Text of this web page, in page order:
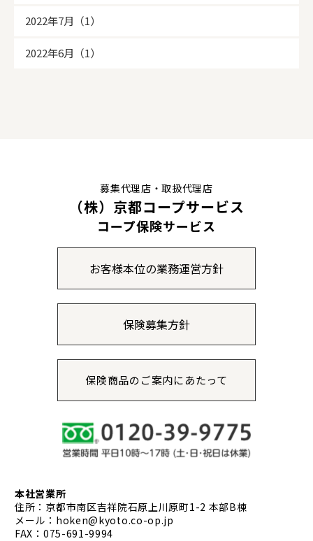
2022年7月（1）
2022年6月（1）
募集代理店・取扱代理店
（株）京都コープサービス
コープ保険サービス
お客様本位の業務運営方針
保険募集方針
保険商品のご案内にあたって
本社営業所
住所：京都市南区吉祥院石原上川原町1-2 本部B棟
メール： hoken@kyoto.co-op.jp
FAX：075-691-9994